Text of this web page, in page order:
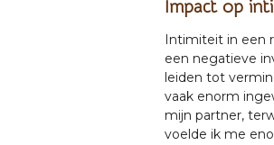
Impact op
Intimiteit in een
een negatieve
leiden tot
vaak enorm
mijn partner,
voelde ik me